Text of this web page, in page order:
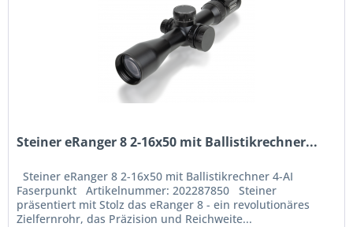
Steiner eRanger 8 2-16x50 mit Ballistikrechner...
Steiner eRanger 8 2-16x50 mit Ballistikrechner 4-AI
Faserpunkt Artikelnummer: 202287850 Steiner
präsentiert mit Stolz das eRanger 8 - ein revolutionäres
Zielfernrohr, das Präzision und Reichweite...